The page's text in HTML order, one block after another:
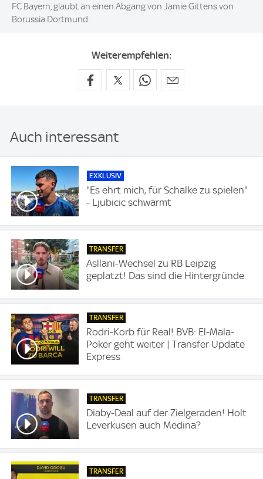
FC Bayern, glaubt an einen Abgang von Jamie Gittens von
Borussia Dortmund.
Weiterempfehlen:
Auch interessant
EXKLUSIV
"Es ehrt mich, für Schalke zu spielen"
- Ljubicic schwärmt
TRANSFER
Asllani-Wechsel zu RB Leipzig
geplatzt! Das sind die Hintergründe
TRANSFER
Rodri-Korb für Real! BVB: El-Mala-
Poker geht weiter | Transfer Update
Express
TRANSFER
Diaby-Deal auf der Zielgeraden! Holt
Leverkusen auch Medina?
TRANSFER